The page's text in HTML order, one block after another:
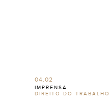
04.02
IMPRENSA
DIREITO DO TRABALHO